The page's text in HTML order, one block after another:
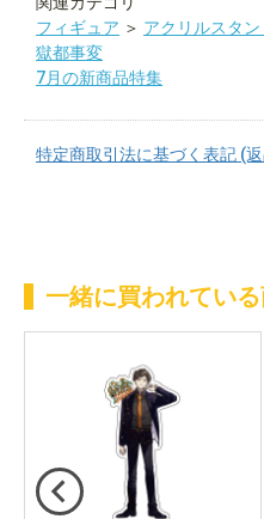
フィギュア ＞ アクリルスタン
獄都事変
7月の新商品特集
特定商取引法に基づく表記 (
一緒に買われてい